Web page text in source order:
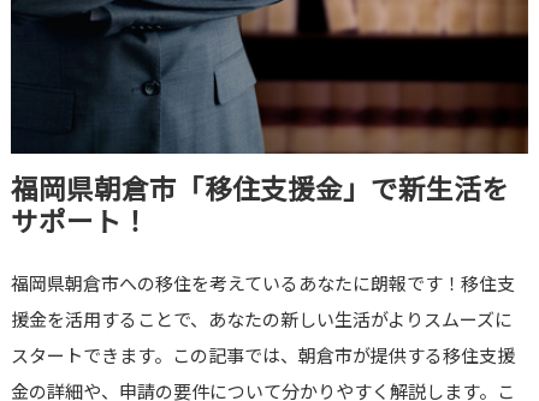
福岡県朝倉市「移住支援金」で新生活を
サポート！
福岡県朝倉市への移住を考えているあなたに朗報です！移住支
援金を活用することで、あなたの新しい生活がよりスムーズに
スタートできます。この記事では、朝倉市が提供する移住支援
金の詳細や、申請の要件について分かりやすく解説します。こ